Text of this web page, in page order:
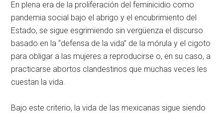
En plena era de la proliferación del feminicidio como
pandemia social bajo el abrigo y el encubrimiento del
Estado, se sigue esgrimiendo sin vergüenza el discurso
basado en la “defensa de la vida” de la mórula y el cigoto
para obligar a las mujeres a reproducirse o, en su caso, a
practicarse abortos clandestinos que muchas veces les
cuestan la vida.
Bajo este criterio, la vida de las mexicanas sigue siendo